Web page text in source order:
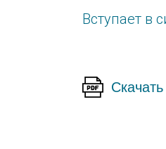
Вступает в
Скачать